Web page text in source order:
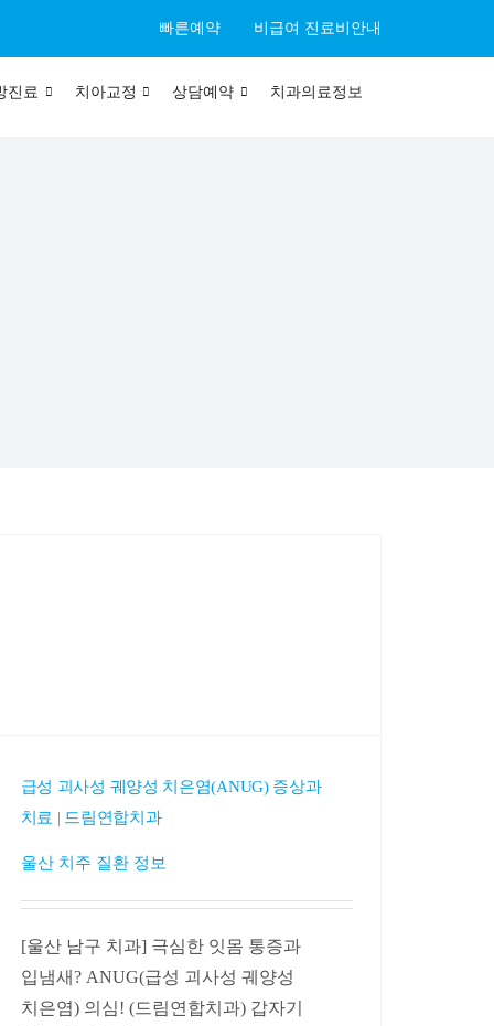
빠른예약 비급여 진료비안내
진료 치아교정 상담예약 치과의료정보
급성 괴사성 궤양성 치은염(ANUG) 증상과
치료 | 드림연합치과
울산 치주 질환 정보
[울산 남구 치과] 극심한 잇몸 통증과
입냄새? ANUG(급성 괴사성 궤양성
치은염) 의심! (드림연합치과) 갑자기